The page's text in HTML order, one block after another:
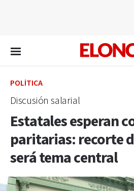
POLÍTICA
Discusión salarial
Estatales esperan
paritarias: recorte
será tema central